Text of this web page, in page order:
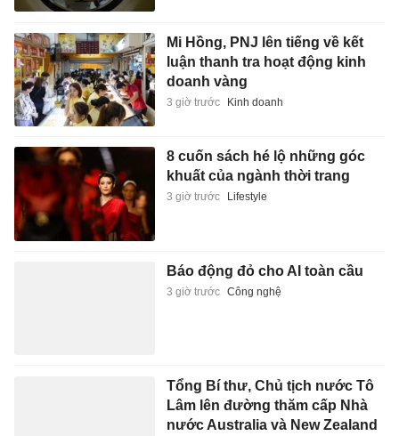
Mi Hồng, PNJ lên tiếng về kết
luận thanh tra hoạt động kinh
doanh vàng
3 giờ trước Kinh doanh
8 cuốn sách hé lộ những góc
khuất của ngành thời trang
3 giờ trước Lifestyle
Báo động đỏ cho AI toàn cầu
3 giờ trước Công nghệ
Tổng Bí thư, Chủ tịch nước Tô
Lâm lên đường thăm cấp Nhà
nước Australia và New Zealand